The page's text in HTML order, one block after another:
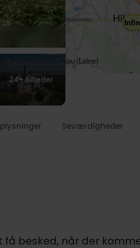
24+ billeder
Seværdigheder
besked, når der